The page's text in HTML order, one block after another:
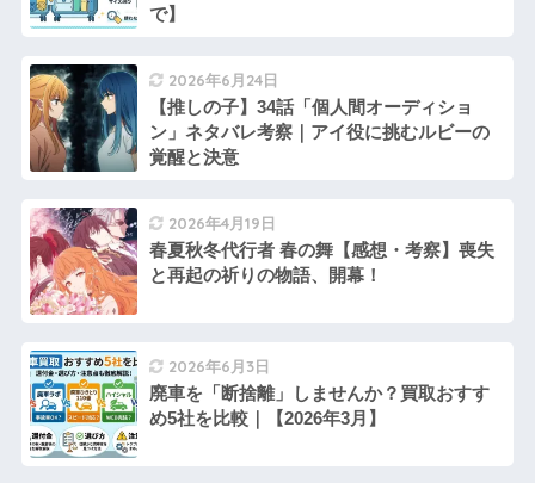
で】
2026年6月24日
【推しの子】34話「個人間オーディショ
ン」ネタバレ考察｜アイ役に挑むルビーの
覚醒と決意
2026年4月19日
春夏秋冬代行者 春の舞【感想・考察】喪失
と再起の祈りの物語、開幕！
2026年6月3日
廃車を「断捨離」しませんか？買取おすす
め5社を比較｜【2026年3月】